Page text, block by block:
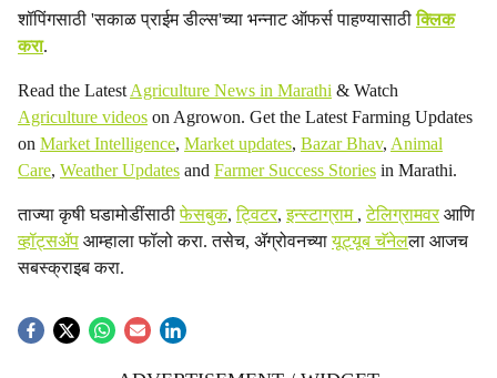
शॉपिंगसाठी 'सकाळ प्राईम डील्स'च्या भन्नाट ऑफर्स पाहण्यासाठीक्लिक
करा.
Read the Latest Agriculture News in Marathi & Watch
Agriculture videos on Agrowon. Get the Latest Farming Updates
on Market Intelligence, Market updates, Bazar Bhav, Animal
Care, Weather Updates and Farmer Success Stories in Marathi.
ताज्या कृषी घडामोडींसाठीफेसबुक,ट्विटर,इन्स्टाग्राम ,टेलिग्रामवरआणि
व्हॉट्सॲप आम्हाला फॉलो करा. तसेच, ॲग्रोवनच्यायूट्यूब चॅनेलला आजच
सबस्क्राइब करा.